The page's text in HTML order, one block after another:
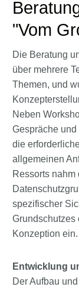
"Vom
Die Beratung
über mehrere
Themen, und
Neben
Gespräche
die
allgemeinen
Ressorts
spezifischer
Grundschutzes
Konzeption ein.
Entwicklung
Der Aufbau